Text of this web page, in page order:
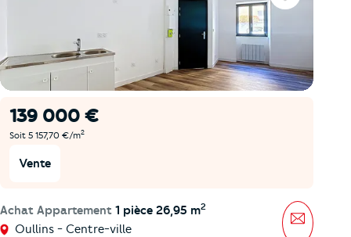
139 000 €
Soit 5 157,70 €/m2
Vente
Achat Appartement 1 pièce 26,95 m2
Oullins - Centre-ville
Message